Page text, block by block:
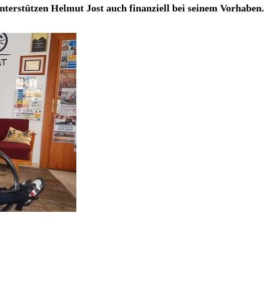
Helmut Jost auch finanziell bei seinem Vorhaben.